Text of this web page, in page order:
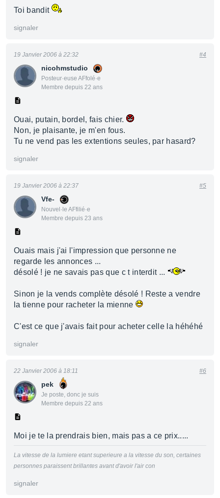
Toi bandit
signaler
nicohmstudio
Posteur·euse AFfolé·e
Membre depuis 22 ans
19 Janvier 2006 à 22:32 #4
Ouai, putain, bordel, fais chier.
Non, je plaisante, je m'en fous.
Tu ne vend pas les extentions seules, par hasard?
signaler
Vfe-
Nouvel·le AFfilié·e
Membre depuis 23 ans
19 Janvier 2006 à 22:37 #5
Ouais mais j'ai l'impression que personne ne
regarde les annonces ...
désolé ! je ne savais pas que c t interdit ...
Sinon je la vends complète désolé ! Reste a vendre
la tienne pour racheter la mienne
C'est ce que j'avais fait pour acheter celle la héhéhé
signaler
pek
Je poste, donc je suis
Membre depuis 22 ans
22 Janvier 2006 à 18:11 #6
Moi je te la prendrais bien, mais pas a ce prix.....
La vitesse de la lumiere etant superieure a la vitesse du son, certaines
personnes paraissent brillantes avant d'avoir l'air con
signaler